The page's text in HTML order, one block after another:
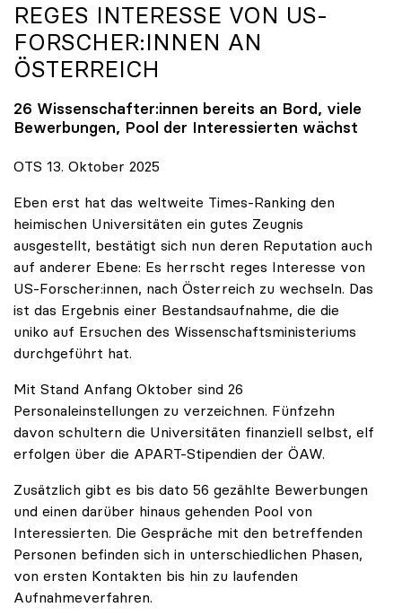
REGES INTERESSE VON US-
FORSCHER:INNEN AN
ÖSTERREICH
26 Wissenschafter:innen bereits an Bord, viele
Bewerbungen, Pool der Interessierten wächst
OTS 13. Oktober 2025
Eben erst hat das weltweite Times-Ranking den
heimischen Universitäten ein gutes Zeugnis
ausgestellt, bestätigt sich nun deren Reputation auch
auf anderer Ebene: Es herrscht reges Interesse von
US-Forscher:innen, nach Österreich zu wechseln. Das
ist das Ergebnis einer Bestandsaufnahme, die die
uniko auf Ersuchen des Wissenschaftsministeriums
durchgeführt hat.
Mit Stand Anfang Oktober sind 26
Personaleinstellungen zu verzeichnen. Fünfzehn
davon schultern die Universitäten finanziell selbst, elf
erfolgen über die APART-Stipendien der ÖAW.
Zusätzlich gibt es bis dato 56 gezählte Bewerbungen
und einen darüber hinaus gehenden Pool von
Interessierten. Die Gespräche mit den betreffenden
Personen befinden sich in unterschiedlichen Phasen,
von ersten Kontakten bis hin zu laufenden
Aufnahmeverfahren.